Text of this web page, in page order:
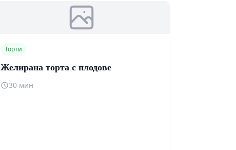
Торти
Желирана торта с плодове
30 мин